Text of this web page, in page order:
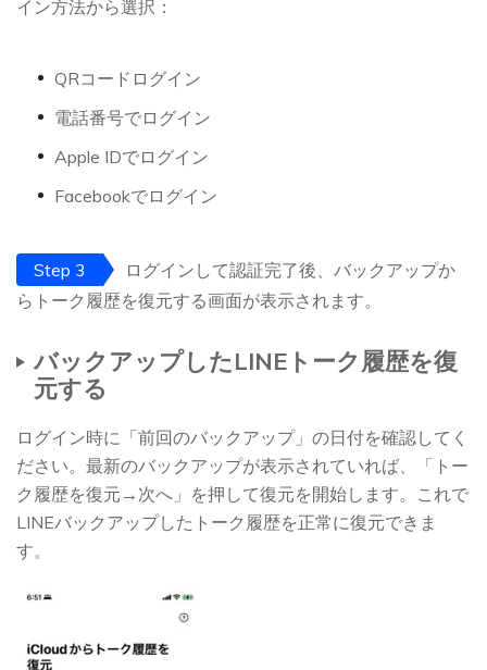
イン方法から選択：
QRコードログイン
電話番号でログイン
Apple IDでログイン
Facebookでログイン
Step 3
ログインして認証完了後、バックアップか
らトーク履歴を復元する画面が表示されます。
バックアップしたLINEトーク履歴を復
元する
ログイン時に「前回のバックアップ」の日付を確認してく
ださい。最新のバックアップが表示されていれば、「トー
ク履歴を復元→次へ」を押して復元を開始します。これで
LINEバックアップしたトーク履歴を正常に復元できま
す。